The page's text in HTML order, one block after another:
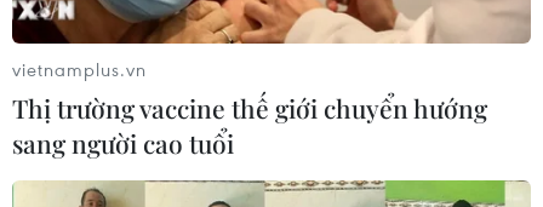
vietnamplus.vn
Thị trường vaccine thế giới chuyển hướng
sang người cao tuổi